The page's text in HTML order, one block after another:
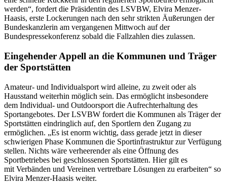
werden“, fordert die Präsidentin des LSVBW, Elvira Menzer-
Haasis, erste Lockerungen nach den sehr strikten Äußerungen der
Bundeskanzlerin am vergangenen Mittwoch auf der
Bundespressekonferenz sobald die Fallzahlen dies zulassen.
Eingehender Appell an die Kommunen und Träger
der Sportstätten
Amateur- und Individualsport wird alleine, zu zweit oder als
Hausstand weiterhin möglich sein. Das ermöglicht insbesondere
dem Individual- und Outdoorsport die Aufrechterhaltung des
Sportangebotes. Der LSVBW fordert die Kommunen als Träger der
Sportstätten eindringlich auf, den Sportlern den Zugang zu
ermöglichen. „Es ist enorm wichtig, dass gerade jetzt in dieser
schwierigen Phase Kommunen die Sportinfrastruktur zur Verfügung
stellen. Nichts wäre verheerender als eine Öffnung des
Sportbetriebes bei geschlossenen Sportstätten. Hier gilt es
mit Verbänden und Vereinen vertretbare Lösungen zu erarbeiten“ so
Elvira Menzer-Haasis weiter.